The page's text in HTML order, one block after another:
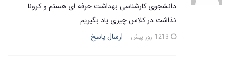
دانشجوی کارشناسی بهداشت حرفه ای هستم و کرونا
نذاشت در کلاس چیزی یاد بگیریم
ارسال پاسخ